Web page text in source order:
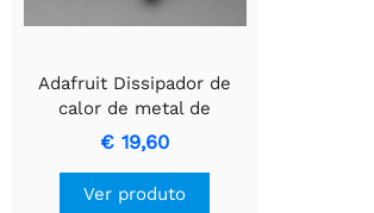
Adafruit Dissipador de
calor de metal de
alumínio Raspberry Pi 5
€ 19,60
Ver produto